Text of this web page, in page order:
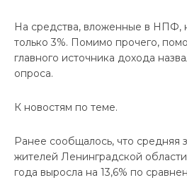
На средства, вложенные в НПФ,
только 3%. Помимо прочего,
главного источника дохода
опроса.
К новостям по теме.
Ранее сообщалось, что средняя
жителей Ленинградской
года выросла на 13,6% по